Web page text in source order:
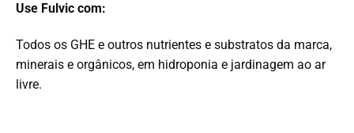
Use Fulvic com:
Todos os GHE e outros nutrientes e substratos da marca,
minerais e orgânicos, em hidroponia e jardinagem ao ar
livre.